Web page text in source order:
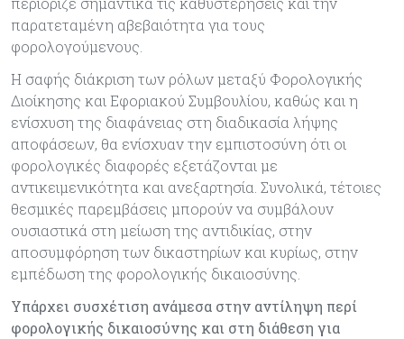
παρατεταμένη αβεβαιότητα για τους
φορολογούμενους.
Η σαφής διάκριση των ρόλων μεταξύ Φορολογικής
Διοίκησης και Εφοριακού Συμβουλίου, καθώς και η
ενίσχυση της διαφάνειας στη διαδικασία λήψης
αποφάσεων, θα ενίσχυαν την εμπιστοσύνη ότι οι
φορολογικές διαφορές εξετάζονται με
αντικειμενικότητα και ανεξαρτησία. Συνολικά, τέτοιες
θεσμικές παρεμβάσεις μπορούν να συμβάλουν
ουσιαστικά στη μείωση της αντιδικίας, στην
αποσυμφόρηση των δικαστηρίων και κυρίως, στην
εμπέδωση της φορολογικής δικαιοσύνης.
Υπάρχει συσχέτιση ανάμεσα στην αντίληψη περί
φορολογικής δικαιοσύνης και στη διάθεση για